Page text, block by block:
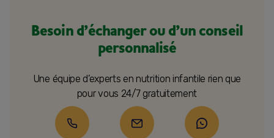
Besoin d’échanger ou d’un conseil
personnalisé
Une équipe d’experts en nutrition infantile rien que
pour vous 24/7 gratuitement